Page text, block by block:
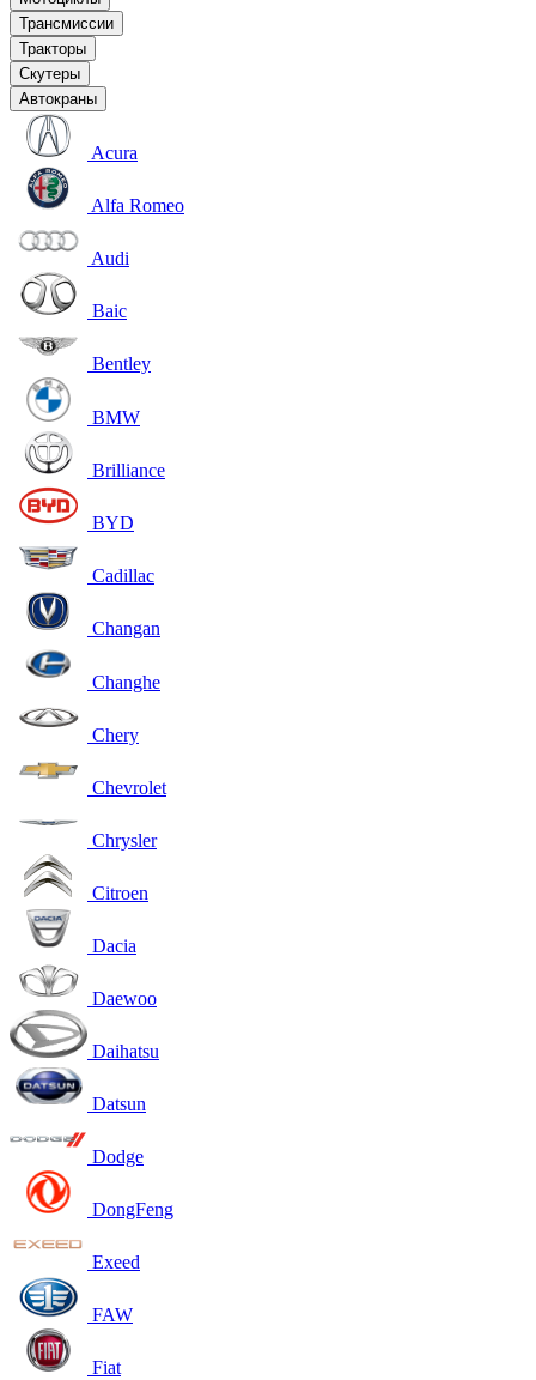
Трансмиссии
Тракторы
Скутеры
Автокраны
Acura
Alfa Romeo
Audi
Baic
Bentley
BMW
Brilliance
BYD
Cadillac
Changan
Changhe
Chery
Chevrolet
Chrysler
Citroen
Dacia
Daewoo
Daihatsu
Datsun
Dodge
DongFeng
Exeed
FAW
Fiat